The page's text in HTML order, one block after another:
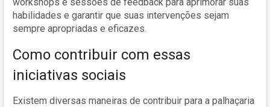
habilidades e garantir que suas intervenções sejam
sempre apropriadas e eficazes.
Como contribuir com essas
iniciativas sociais
Existem diversas maneiras de contribuir para a palhaçaria